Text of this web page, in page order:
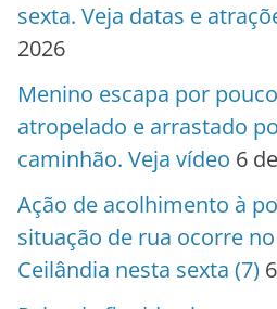
sexta. Veja datas e
2026
Menino escapa por
atropelado e arrastado
caminhão. Veja vídeo 6
Ação de acolhimento à
situação de rua ocorre
Ceilândia nesta sexta (7)